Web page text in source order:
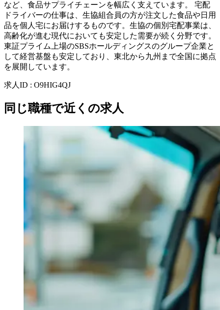
など、食品サプライチェーンを幅広く支えています。 宅配
ドライバーの仕事は、生協組合員の方が注文した食品や日用
品を個人宅にお届けするものです。生協の個別宅配事業は、
高齢化が進む現代においても安定した需要が続く分野です。
東証プライム上場のSBSホールディングスのグループ企業と
して経営基盤も安定しており、東北から九州まで全国に拠点
を展開しています。
求人ID : O9HIG4QJ
同じ職種で近くの求人